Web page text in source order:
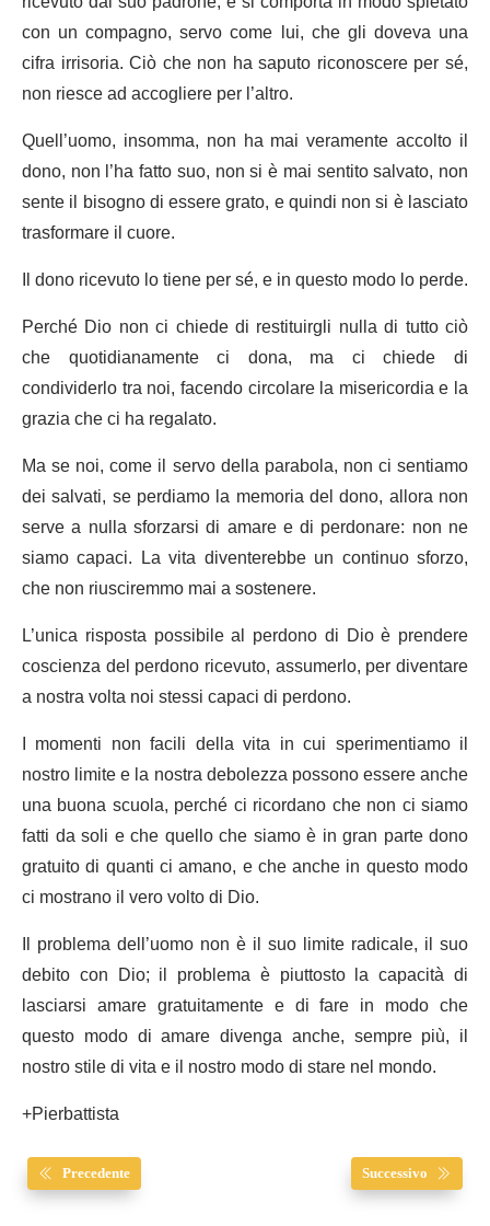
con un compagno, servo come lui, che gli doveva una
cifra irrisoria. Ciò che non ha saputo riconoscere per sé,
non riesce ad accogliere per l’altro.
Quell’uomo, insomma, non ha mai veramente accolto il
dono, non l’ha fatto suo, non si è mai sentito salvato, non
sente il bisogno di essere grato, e quindi non si è lasciato
trasformare il cuore.
Il dono ricevuto lo tiene per sé, e in questo modo lo perde.
Perché Dio non ci chiede di restituirgli nulla di tutto ciò
che quotidianamente ci dona, ma ci chiede di
condividerlo tra noi, facendo circolare la misericordia e la
grazia che ci ha regalato.
Ma se noi, come il servo della parabola, non ci sentiamo
dei salvati, se perdiamo la memoria del dono, allora non
serve a nulla sforzarsi di amare e di perdonare: non ne
siamo capaci. La vita diventerebbe un continuo sforzo,
che non riusciremmo mai a sostenere.
L’unica risposta possibile al perdono di Dio è prendere
coscienza del perdono ricevuto, assumerlo, per diventare
a nostra volta noi stessi capaci di perdono.
I momenti non facili della vita in cui sperimentiamo il
nostro limite e la nostra debolezza possono essere anche
una buona scuola, perché ci ricordano che non ci siamo
fatti da soli e che quello che siamo è in gran parte dono
gratuito di quanti ci amano, e che anche in questo modo
ci mostrano il vero volto di Dio.
Il problema dell’uomo non è il suo limite radicale, il suo
debito con Dio; il problema è piuttosto la capacità di
lasciarsi amare gratuitamente e di fare in modo che
questo modo di amare divenga anche, sempre più, il
nostro stile di vita e il nostro modo di stare nel mondo.
+Pierbattista
Precedente Successivo